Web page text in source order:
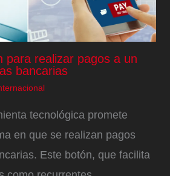
para realizar pagos a un
bancarias
tecnológica promete
en que se realizan pagos
Este botón, que facilita